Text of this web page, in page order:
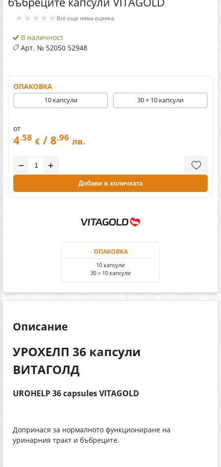
★★★★★ Все още няма оценка
В наличност
Арт. № 52050 52948
ОПАКОВКА
10 капсули 30 + 10 капсули
от
4.58 € / 8.96 лв.
− +
Добави в количката
ОПАКОВКА
10 капсули
30 + 10 капсули
Описание
УРОХЕЛП 36 капсули
ВИТАГОЛД
UROHELP 36 capsules VITAGOLD
Допринася за нормалното функциониране на
уринарния тракт и бъбреците.